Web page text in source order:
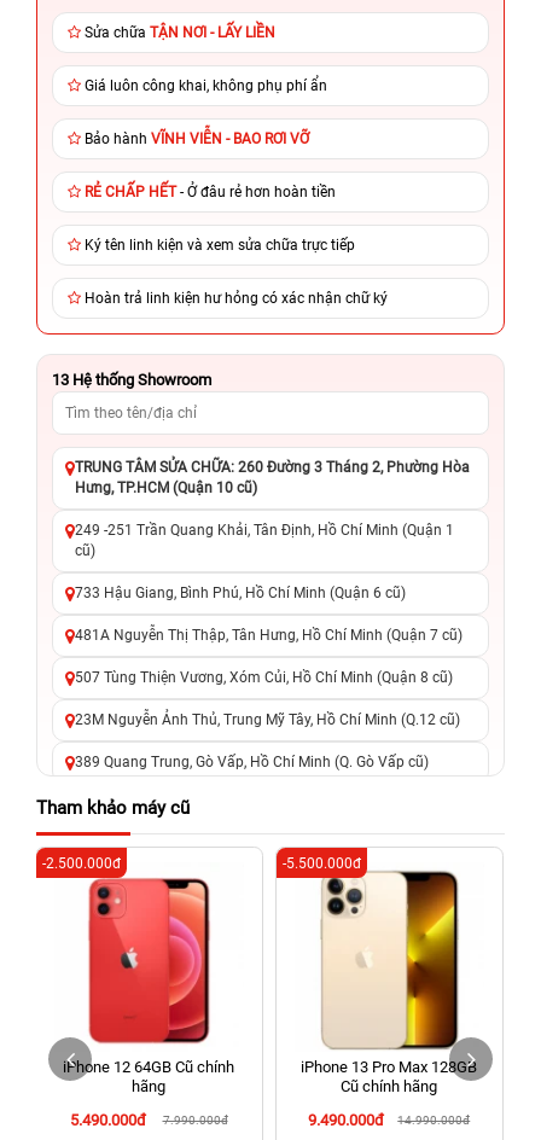
Sửa chữa TẬN NƠI - LẤY LIỀN
Giá luôn công khai, không phụ phí ẩn
Bảo hành VĨNH VIỄN - BAO RƠI VỠ
RẺ CHẤP HẾT- Ở đâu rẻ hơn hoàn tiền
Ký tên linh kiện và xem sửa chữa trực tiếp
Hoàn trả linh kiện hư hỏng có xác nhận chữ ký
13 Hệ thống Showroom
TRUNG TÂM SỬA CHỮA: 260 Đường 3 Tháng 2, Phường Hòa
Hưng, TP.HCM (Quận 10 cũ)
249 -251 Trần Quang Khải, Tân Định, Hồ Chí Minh (Quận 1
cũ)
733 Hậu Giang, Bình Phú, Hồ Chí Minh (Quận 6 cũ)
481A Nguyễn Thị Thập, Tân Hưng, Hồ Chí Minh (Quận 7 cũ)
507 Tùng Thiện Vương, Xóm Củi, Hồ Chí Minh (Quận 8 cũ)
23M Nguyễn Ảnh Thủ, Trung Mỹ Tây, Hồ Chí Minh (Q.12 cũ)
389 Quang Trung, Gò Vấp, Hồ Chí Minh (Q. Gò Vấp cũ)
625 - 625A Âu Cơ, Tân Phú, Hồ Chí Minh (Quận Tân Phú cũ)
326 Lê Văn Việt, Tăng Nhơn Phú, Hồ Chí Minh (Q.9 TP. Thủ
Đức cũ)
256 Võ Văn Ngân, Thủ Đức, Hồ Chí Minh (Bình Thọ, TP. Thủ
Đức Cũ)
70 Nguyễn An Ninh, Dĩ An, Hồ Chí Minh (Bình Dương Cũ)
24h Vũng Tàu: 162A Ba Cu, Vũng Tàu, Hồ Chí Minh (TP. Vũng
Tàu cũ)
198 Hoàng Văn Thụ, Tân Sơn Nhất, Hồ Chí Minh (Tân Bình
Tham khảo máy cũ
iPhone 12 64GB Cũ chính
hãng
5.490.000đ
7.990.000đ
-2.500.000đ
iPhone 13 Pro Max 128GB
Cũ chính hãng
9.490.000đ
14.990.000đ
-5.500.000đ